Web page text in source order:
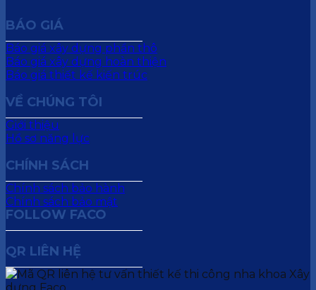
BÁO GIÁ
Báo giá xây dựng phần thô
Báo giá xây dựng hoàn thiện
Báo giá thiết kế kiến trúc
VỀ CHÚNG TÔI
Giới thiệu
Hồ sơ năng lực
CHÍNH SÁCH
Chính sách bảo hành
Chính sách bảo mật
FOLLOW FACO
QR LIÊN HỆ